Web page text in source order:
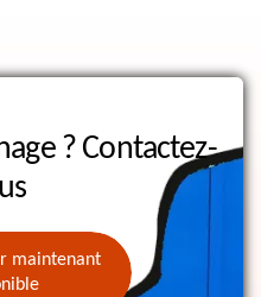
? Contactez-
maintenant